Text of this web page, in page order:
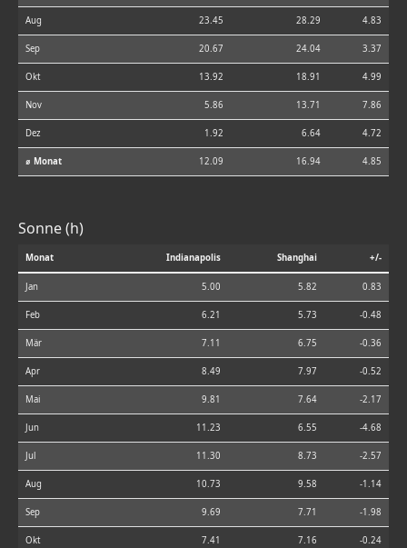
Aug 23.45 28.29 4.83
Sep 20.67 24.04 3.37
Okt 13.92 18.91 4.99
Nov 5.86 13.71 7.86
Dez 1.92 6.64 4.72
⌀ Monat 12.09 16.94 4.85
Sonne (h)
Monat Indianapolis Shanghai +/-
Jan 5.00 5.82 0.83
Feb 6.21 5.73 -0.48
Mär 7.11 6.75 -0.36
Apr 8.49 7.97 -0.52
Mai 9.81 7.64 -2.17
Jun 11.23 6.55 -4.68
Jul 11.30 8.73 -2.57
Aug 10.73 9.58 -1.14
Sep 9.69 7.71 -1.98
Okt 7.41 7.16 -0.24